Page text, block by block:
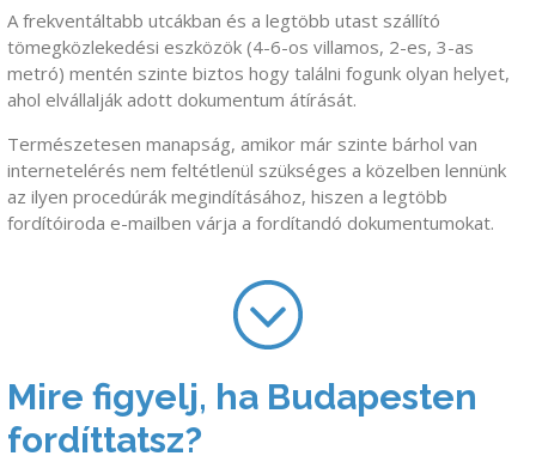
A frekventáltabb utcákban és a legtöbb utast szállító
tömegközlekedési eszközök (4-6-os villamos, 2-es, 3-as
metró) mentén szinte biztos hogy találni fogunk olyan helyet,
ahol elvállalják adott dokumentum átírását.
Természetesen manapság, amikor már szinte bárhol van
internetelérés nem feltétlenül szükséges a közelben lennünk
az ilyen procedúrák megindításához, hiszen a legtöbb
fordítóiroda e-mailben várja a fordítandó dokumentumokat.
Mire figyelj, ha Budapesten
fordíttatsz?